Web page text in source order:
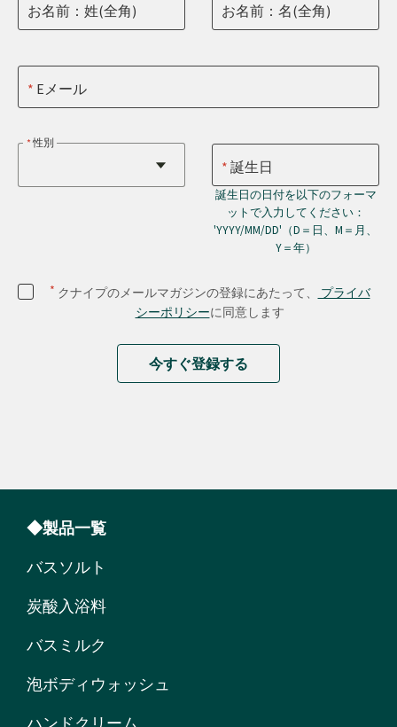
お名前：姓(全角) お名前：名(全角)
Eメール
性別
誕生日
誕生日の日付を以下のフォーマ
ットで入力してください：
'YYYY/MM/DD'（D＝日、M＝月、
Y＝年）
* クナイプのメールマガジンの登録にあたって、
プライバ
シーポリシーに同意します
今すぐ登録する
◆製品一覧
バスソルト
炭酸入浴料
バスミルク
泡ボディウォッシュ